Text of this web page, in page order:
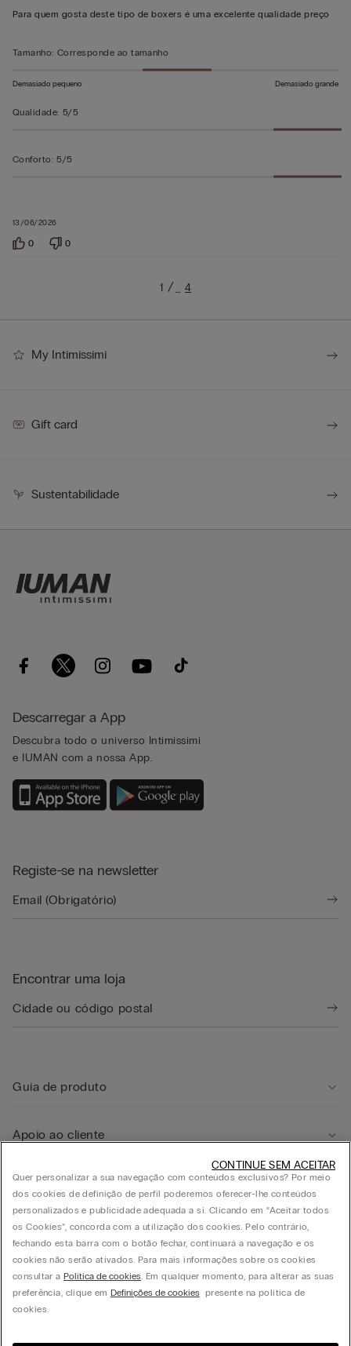
em
13/06/2026
Para quem gosta deste tipo de boxers é uma excelente qualidade preço
Tamanho: Corresponde ao tamanho
Demasiado pequeno Demasiado grande
Qualidade: 5/5
Conforto: 5/5
0 0
1 … 4
My Intimissimi
Gift card
Sustentabilidade
Descarregar a App
Descubra todo o universo Intimissimi
e IUMAN com a nossa App.
Registe-se na newsletter
Encontrar uma loja
Guia de produto
Apoio ao cliente
Área legal
Empresa
© CALZEDONIA PORTUGAL LDA, Av. Infante D. Henrique, Lt. 312 - 1950-421 Lisboa -
Quer personalizar a sua navegação com conteúdos exclusivos? Por meio
dos cookies de definição de perfil poderemos oferecer-lhe conteúdos
personalizados e publicidade adequada a si. Clicando em “Aceitar todos
os Cookies”, concorda com a utilização dos cookies. Pelo contrário,
fechando esta barra com o botão fechar, continuará a navegação e os
cookies não serão ativados. Para mais informações sobre os cookies
consultar aPolítica de cookies. Em qualquer momento, para alterar as suas
preferência, clique em Definições de cookiespresente na política de
cookies.
CONTINUE SEM ACEITAR